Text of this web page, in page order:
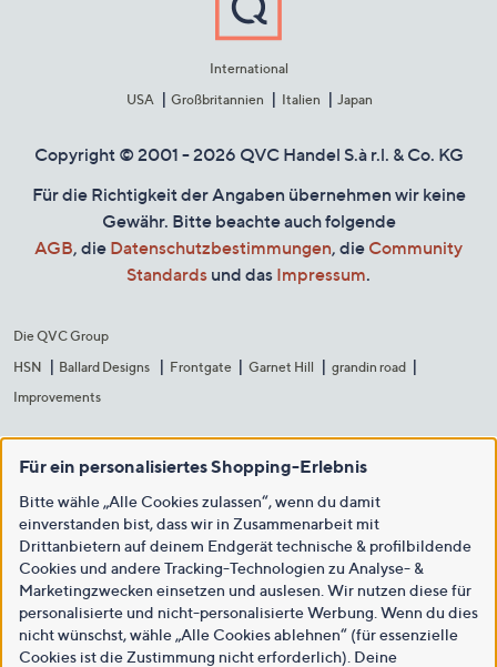
International
USA
Großbritannien Italien Japan
Copyright © 2001 - 2026 QVC Handel S.à r.l. & Co. KG
Für die Richtigkeit der Angaben übernehmen wir keine
Gewähr. Bitte beachte auch folgende
AGB, die Datenschutzbestimmungen, die Community
Standards und das Impressum.
Die QVC Group
HSN
Ballard Designs Frontgate Garnet Hill
grandin road
Improvements
Für ein personalisiertes Shopping-Erlebnis
Bitte wähle „Alle Cookies zulassen“, wenn du damit
einverstanden bist, dass wir in Zusammenarbeit mit
Drittanbietern auf deinem Endgerät technische & profilbildende
Cookies und andere Tracking-Technologien zu Analyse- &
Marketingzwecken einsetzen und auslesen. Wir nutzen diese für
personalisierte und nicht-personalisierte Werbung. Wenn du dies
nicht wünschst, wähle „Alle Cookies ablehnen“ (für essenzielle
Cookies ist die Zustimmung nicht erforderlich). Deine